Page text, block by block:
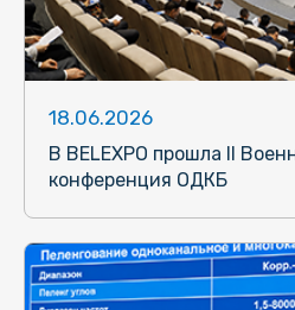
18.06.2026
В BELEXPO прошла II
конференция ОДКБ